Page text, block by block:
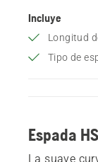
Incluye
Longitud
Tipo de
Espada
La suave